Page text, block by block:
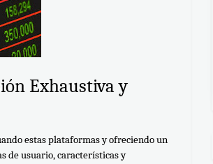
Exhaustiva y
estas plataformas y ofreciendo un
de usuario, características y